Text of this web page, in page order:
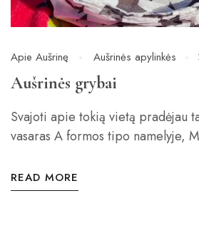
Apie Aušrinę Aušrinės apylinkės
Aušrinės grybai
Svajoti apie tokią vietą pradėjau
vasaras A formos tipo namelyje,
READ MORE